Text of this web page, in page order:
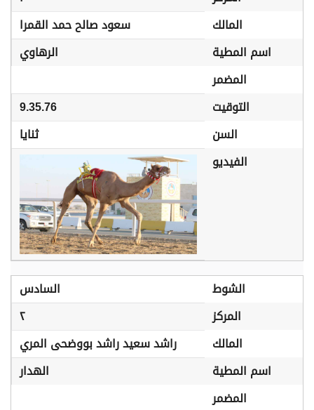
المالك
سعود صالح حمد القمرا
اسم المطية
الرهاوي
المضمر
التوقيت
9.35.76
السن
ثنايا
الفيديو
الشوط
السادس
المركز
٢
المالك
راشد سعيد راشد بووضحى المري
اسم المطية
الهدار
المضمر